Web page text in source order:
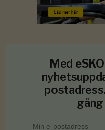
Med